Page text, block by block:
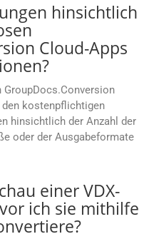
hinsichtlich
Cloud-Apps
kostenpflichtigen
hinsichtlich der Anzahl der
oder der Ausgabeformate
einer VDX-
ich sie mithilfe